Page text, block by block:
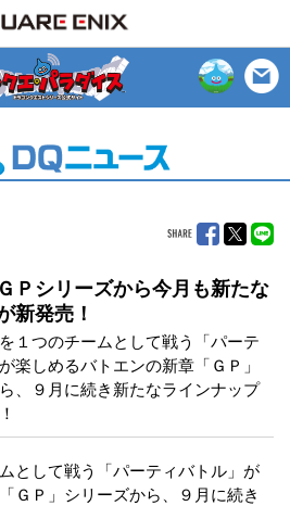
Ｐシリーズから今月も新たな
新発売！
１つのチームとして戦う「パーテ
楽しめるバトエンの新章「ＧＰ」
、９月に続き新たなラインナップ
として戦う「パーティバトル」が
ＧＰ」シリーズから、９月に続き